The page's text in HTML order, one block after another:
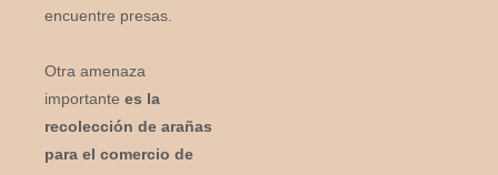
encuentre presas.
Otra amenaza
importante es la
recolección de arañas
para el comercio de